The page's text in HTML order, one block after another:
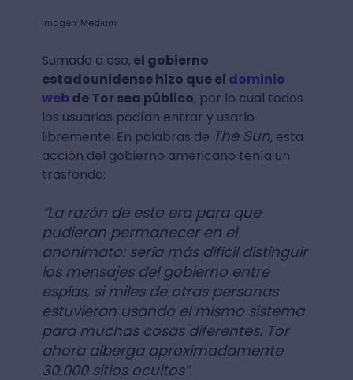
Imagen: Medium
Sumado a eso, el gobierno
estadounidense hizo que el dominio
webde Tor sea público, por lo cual todos
los usuarios podían entrar y usarlo
libremente. En palabras de The Sun, esta
acción del gobierno americano tenía un
trasfondo:
“La razón de esto era para que
pudieran permanecer en el
anonimato: sería más difícil distinguir
los mensajes del gobierno entre
espías, si miles de otras personas
estuvieran usando el mismo sistema
para muchas cosas diferentes. Tor
ahora alberga aproximadamente
30.000 sitios ocultos”.